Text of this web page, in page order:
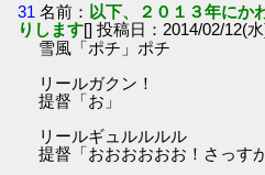
31 名前： 以下、２０１３年にか
りします[] 投稿日：2014/02/12(
雪風「ポチ」ポチ
リールガクン！
提督「お」
リールギュルルルル
提督「おおおおおお！さっす